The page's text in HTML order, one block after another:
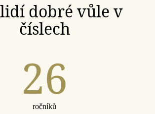
dobré vůle v
číslech
26
ročníků